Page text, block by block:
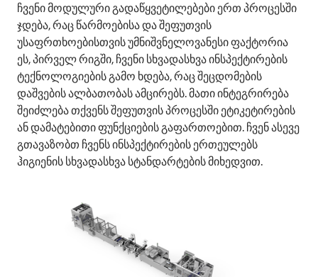
ჩვენი მოდულური გადაწყვეტილებები ერთ პროცესში
ჯდება, რაც წარმოებისა და შეფუთვის
უსაფრთხოებისთვის უმნიშვნელოვანესი ფაქტორია
ეს, პირველ რიგში, ჩვენი სხვადასხვა ინსპექტირების
ტექნოლოგიების გამო ხდება, რაც შეცდომების
დაშვების ალბათობას ამცირებს. მათი ინტეგრირება
შეიძლება თქვენს შეფუთვის პროცესში ეტიკეტირების
ან დამატებითი ფუნქციების გაფართოებით. ჩვენ ასევე
გთავაზობთ ჩვენს ინსპექტირების ერთეულებს
ჰიგიენის სხვადასხვა სტანდარტების მიხედვით.